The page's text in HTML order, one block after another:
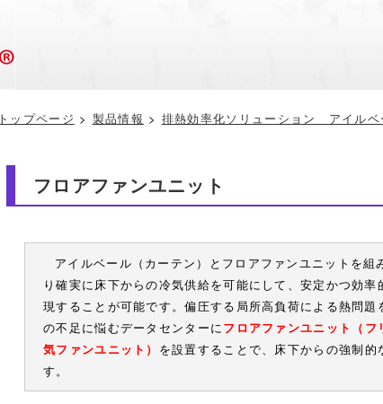
トップページ > 製品情報 > 排熱効率化ソリューション アイルベ
フロアファンユニット
アイルベール（カーテン）とフロアファンユニットを組
り確実に床下からの冷気供給を可能にして、安定かつ効
現することが可能です。偏圧する局所高負荷による熱問題
の不足に悩むデータセンターにフロアファンユニット（
気ファンユニット） を設置することで、床下からの強制的
す。